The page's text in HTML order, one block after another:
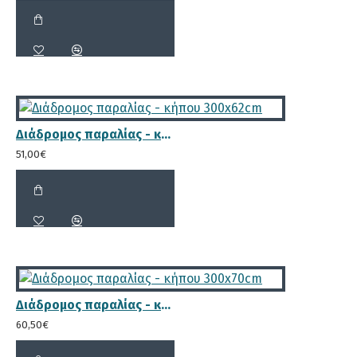
μεταφέρετε σαν τσάντα.
στο πάνω μέρος της σανίδας σε δύο
Διάδρομος παραλίας - κήπου 300x62cm
51,00€
Διάδρομος παραλίας - κήπου 300x70cm
60,50€